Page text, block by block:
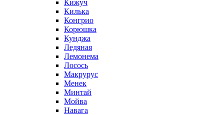
Кижуч
Килька
Конгрио
Корюшка
Кунджа
Ледяная
Лемонема
Лосось
Макрурус
Менек
Минтай
Мойва
Навага